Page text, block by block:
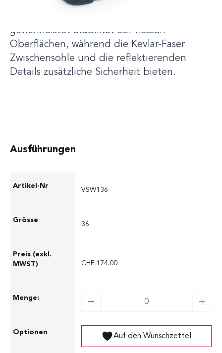
BOA®-Schnürsystem bietet er optimalen
gewährleistet Stabilität auf nassen
Oberflächen, während die Kevlar-Faser
Zwischensohle und die reflektierenden
Details zusätzliche Sicherheit bieten.
Ausführungen
VSW136
36
CHF 174.00
Auf den Wunschzettel